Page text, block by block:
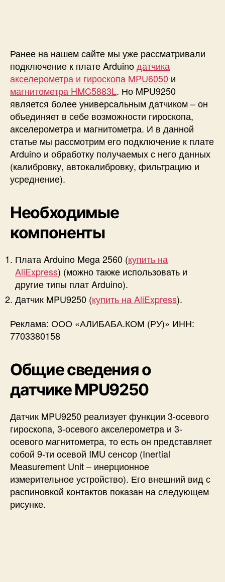
i
o
Ранее на нашем сайте мы уже рассматривали
подключение к плате Arduinoдатчика
акселерометра и гироскопа MPU6050 и
магнитометра HMC5883L. Но MPU9250
является более универсальным датчиком – он
объединяет в себе возможности гироскопа,
акселерометра и магнитометра. И в данной
статье мы рассмотрим его подключение к плате
Arduino и обработку получаемых с него данных
(калибровку, автокалибровку, фильтрацию и
усреднение).
Необходимые
компоненты
Плата Arduino Mega 2560 (купить на
AliExpress) (можно также использовать и
другие типы плат Arduino).
Датчик MPU9250 (купить на AliExpress).
Реклама: ООО «АЛИБАБА.КОМ (РУ)» ИНН:
7703380158
Общие сведения о
датчике MPU9250
Датчик MPU9250 реализует функции 3-осевого
гироскопа, 3-осевого акселерометра и 3-
осевого магнитометра, то есть он представляет
собой 9-ти осевой IMU сенсор (Inertial
Measurement Unit – инерционное
измерительное устройство). Его внешний вид с
распиновкой контактов показан на следующем
рисунке.